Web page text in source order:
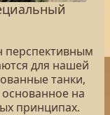
для нашей
танки,
на
принципах.